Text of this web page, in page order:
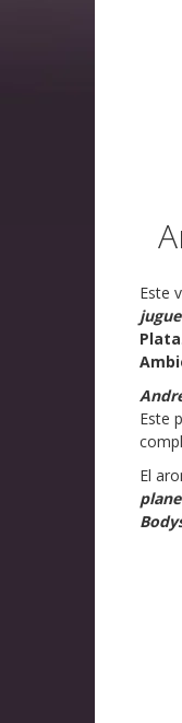
Este
Plata
Este
El